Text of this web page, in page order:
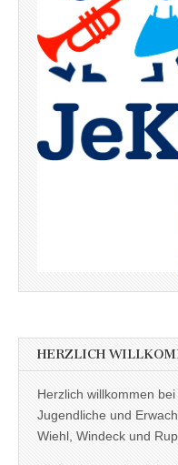
HERZLICH
Herzlich willkommen
Jugendliche und
Wiehl, Windeck und